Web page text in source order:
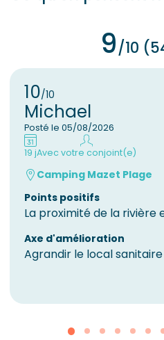
9/10
10/10
Michael
Posté le 05/08/2026
19 jAvec votre conjoint(e)
Camping Mazet Plage
Points positifs
La proximité de la rivière
Axe d'amélioration
Agrandir le local sanitaire